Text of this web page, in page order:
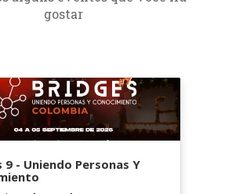
gostar
9 - Uniendo Personas Y